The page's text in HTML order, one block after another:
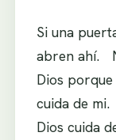
Si una
abren ahí.
Dios porque
cuida de mi.
Dios cuida